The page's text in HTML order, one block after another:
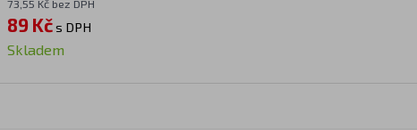
73,55 Kč bez DPH
89 Kčs DPH
Skladem